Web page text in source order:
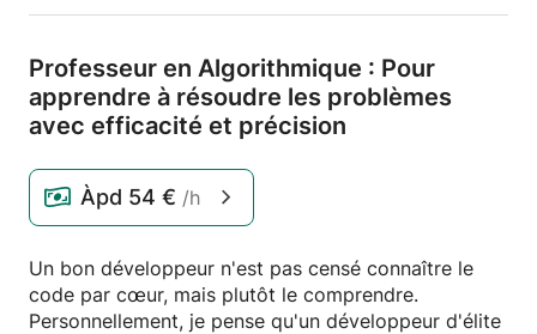
Professeur en Algorithmique : Pour
apprendre à résoudre les problèmes
avec efficacité et précision
Àpd 54 € /h
Un bon développeur n'est pas censé connaître le
code par cœur, mais plutôt le comprendre.
Personnellement, je pense qu'un développeur d'élite